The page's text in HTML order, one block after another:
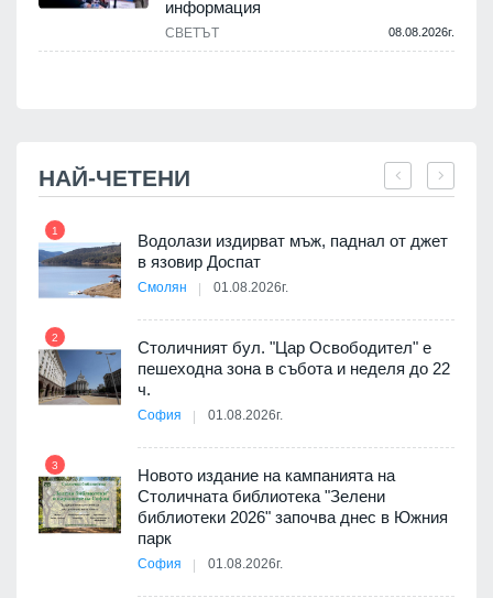
информация
СВЕТЪТ 08.08.2026г.
НАЙ-ЧЕТЕНИ
1
Водолази издирват мъж, паднал от джет
в язовир Доспат
Смолян 01.08.2026г.
2
Столичният бул. "Цар Освободител" е
пешеходна зона в събота и неделя до 22
ч.
София 01.08.2026г.
3
Новото издание на кампанията на
Столичната библиотека "Зелени
библиотеки 2026" започва днес в Южния
парк
София 01.08.2026г.